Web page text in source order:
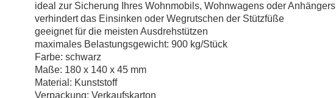
ideal zur Sicherung Ihres Wohnmobils, Wohnwagens oder Anhängers
verhindert das Einsinken oder Wegrutschen der Stützfüße
geeignet für die meisten Ausdrehstützen
maximales Belastungsgewicht: 900 kg/Stück
Farbe: schwarz
Maße: 180 x 140 x 45 mm
Material: Kunststoff
Verpackung: Verkaufskarton